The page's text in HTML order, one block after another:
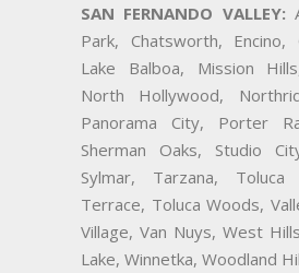
SAN FERNANDO VALLEY:
Park, Chatsworth, Encino,
Lake Balboa, Mission
North Hollywood,
Panorama City, Porter
Sherman Oaks, Studio
Sylmar, Tarzana, Toluca
Terrace, Toluca Woods,
Village, Van Nuys, West
Lake, Winnetka, Woodland